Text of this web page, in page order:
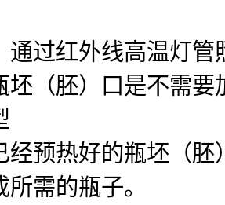
通过红外线高温灯
坯（胚）口是不需
经预热好的瓶坯（
所需的瓶子。